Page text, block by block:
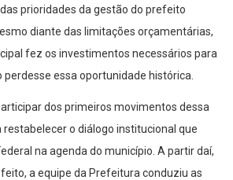
prioridades da gestão do prefeito
diante das limitações orçamentárias,
fez os investimentos necessários para
essa oportunidade histórica.
dos primeiros movimentos dessa
o diálogo institucional que
na agenda do município. A partir daí,
a equipe da Prefeitura conduziu as